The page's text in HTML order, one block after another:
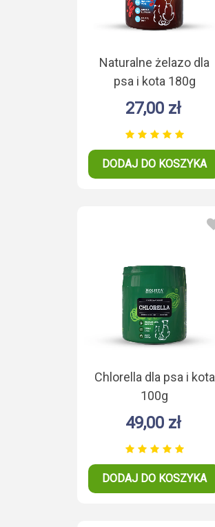
Naturalne żelazo dla
psa i kota 180g
27,00 zł
DODAJ DO KOSZYKA
Chlorella dla psa i kota
100g
49,00 zł
DODAJ DO KOSZYKA